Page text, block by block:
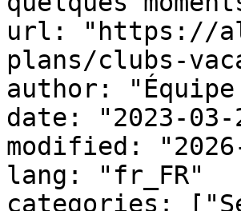
url: "https://
plans/clubs-
author:
date: "2023-03-
modified:
lang: "fr_FR"
categories: